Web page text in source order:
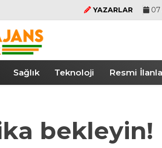
YAZARLAR 07
Sağlık Teknoloji Resmi
bekleyin!